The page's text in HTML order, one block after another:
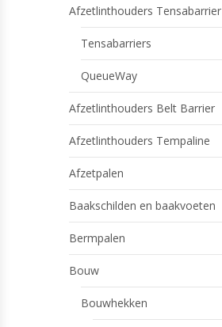
Afzetlinthouders Tensabarrier
Tensabarriers
QueueWay
Afzetlinthouders Belt Barrier
Afzetlinthouders Tempaline
Afzetpalen
Baakschilden en baakvoeten
Bermpalen
Bouw
Bouwhekken